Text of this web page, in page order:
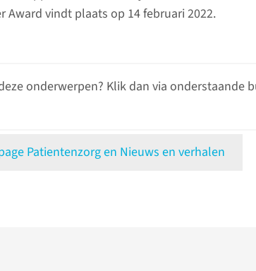
Award vindt plaats op 14 februari 2022.
onderwerpen? Klik dan via onderstaande
Patientenzorg en Nieuws en verhalen